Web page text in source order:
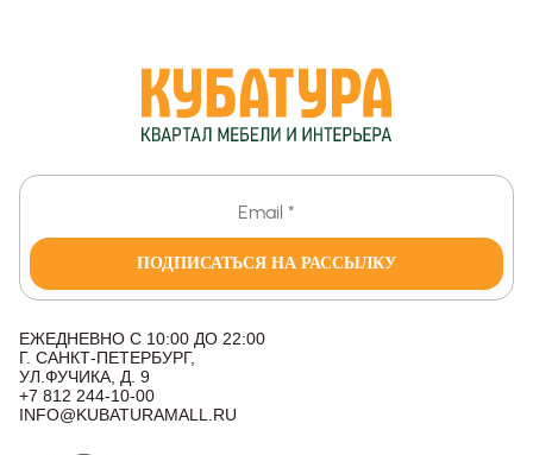
ПОДПИСАТЬСЯ НА РАССЫЛКУ
ЕЖЕДНЕВНО С 10:00 ДО 22:00
Г. САНКТ-ПЕТЕРБУРГ,
УЛ.ФУЧИКА, Д. 9
+7 812 244-10-00
INFO@KUBATURAMALL.RU